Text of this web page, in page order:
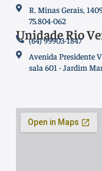
R. Minas Gerais,
75.804-062
Unidade Rio
(64) 99903-1847
Avenida Presidente
sala 601 - Jardim